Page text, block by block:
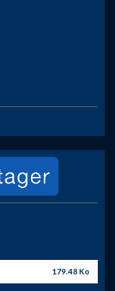
179.48 Ko